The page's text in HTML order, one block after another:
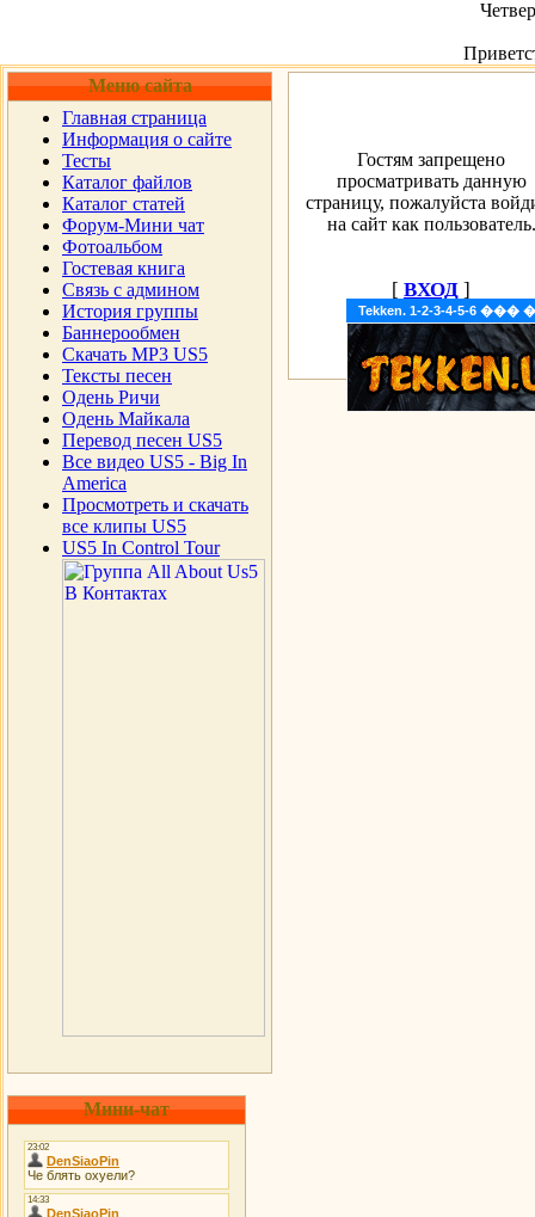
Меню сайта
Главная страница
Информация о сайте
Тесты
Каталог файлов
Каталог статей
Форум-Мини чат
Фотоальбом
Гостевая книга
Cвязь с админом
История группы
Баннерообмен
Скачать MP3 US5
Тексты песен
Одень Ричи
Одень Майкала
Перевод песен US5
Все видео US5 - Big In
America
Просмотреть и скачать
все клипы US5
US5 In Control Tour
Tekken. 1-2-3-4-5-6
Мини-чат
Гостям запрещено
просматривать данную
страницу, пожалуйста
на сайт как пользователь.
[ ВХОД ]